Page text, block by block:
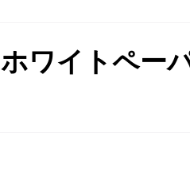
ホワイトペー